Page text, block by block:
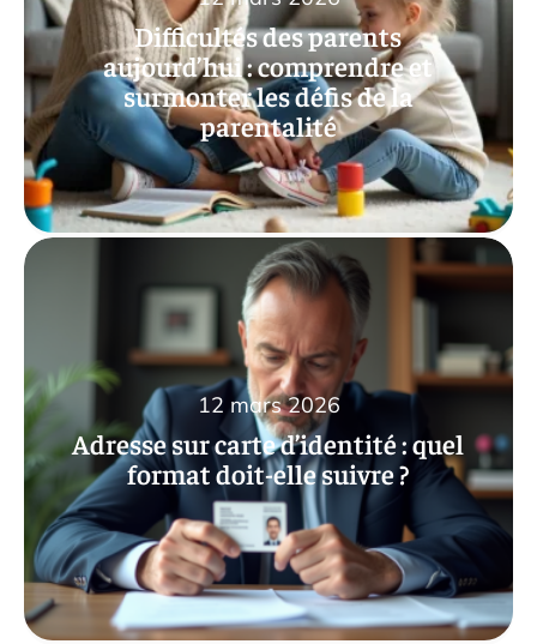
Difficultés des parents
aujourd’hui : comprendre et
surmonter les défis de la
parentalité
Adresse sur carte d’identité : quel
format doit-elle suivre ?
12 mars 2026